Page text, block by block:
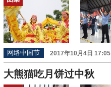
网络中国节 2017年10月4日 17:05
大熊猫吃月饼过中秋